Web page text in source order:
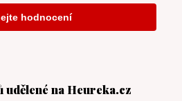
udělené na Heureka.cz